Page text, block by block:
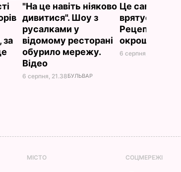
за
"На це навіть ніяково
дивитися". Шоу з
русалками у
відомому ресторані
обурило мережу.
Відео
6 серпня, 21.38БУЛЬВАР
Це саме те,
врятує у
Рецепт
окрошки
6 серпня, 18.21
МІСТО СОЦМЕРЕЖІ